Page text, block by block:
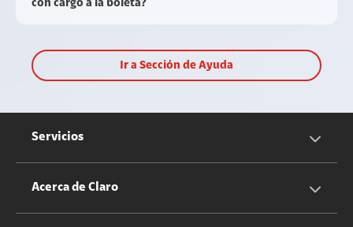
con cargo a la boleta?
Ir a Sección de Ayuda
Servicios
Servicios Móviles
Acerca de Claro